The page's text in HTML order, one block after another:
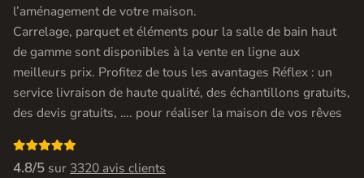
l’aménagement de votre maison.
Carrelage, parquet et éléments pour la salle de bain haut
de gamme sont disponibles à la vente en ligne aux
meilleurs prix. Profitez de tous les avantages Réflex : un
service livraison de haute qualité, des échantillons gratuits,
des devis gratuits, …. pour réaliser la maison de vos rêves

4.8/5 sur 3320 avis clients